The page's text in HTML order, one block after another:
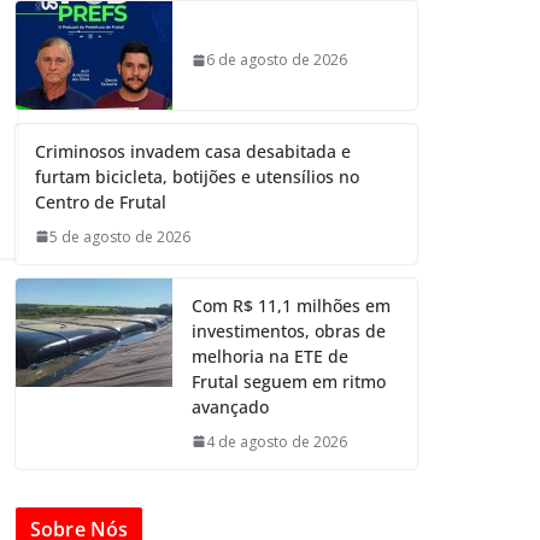
6 de agosto de 2026
Criminosos invadem casa desabitada e
furtam bicicleta, botijões e utensílios no
Centro de Frutal
5 de agosto de 2026
Com R$ 11,1 milhões em
investimentos, obras de
melhoria na ETE de
Frutal seguem em ritmo
avançado
4 de agosto de 2026
Sobre Nós